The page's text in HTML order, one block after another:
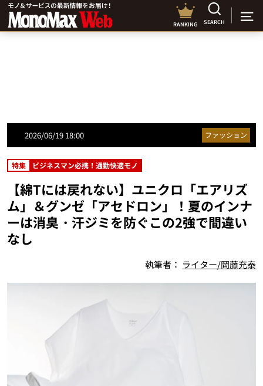
RANKING SEARCH
2026/06/19 18:00 ファッション
特集 ビジネスマン必携！通勤快適モノ
【綿Tには戻れない】ユニクロ「エアリズ
ム」＆グンゼ「アセドロン」！夏のインナ
ーは消臭・汗ジミを防ぐこの2強で間違い
なし
執筆者： ライター/岡藤充泰